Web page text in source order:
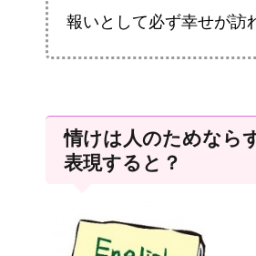
報いとして必ず幸せが訪
情けは人のためなら
表現すると？